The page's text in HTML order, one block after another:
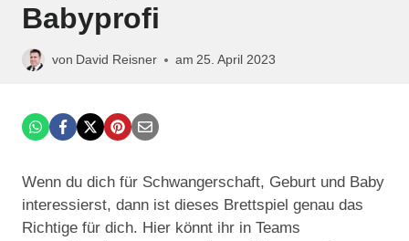
Babyprofi
von David Reisner am 25. April 2023
Wenn du dich für Schwangerschaft, Geburt und Baby
interessierst, dann ist dieses Brettspiel genau das
Richtige für dich. Hier könnt ihr in Teams